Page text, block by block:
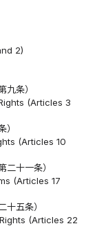
2)
条）
(Articles 3
(Articles 10
十一条）
(Articles 17
五条）
(Articles 22